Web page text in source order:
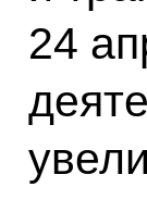
24